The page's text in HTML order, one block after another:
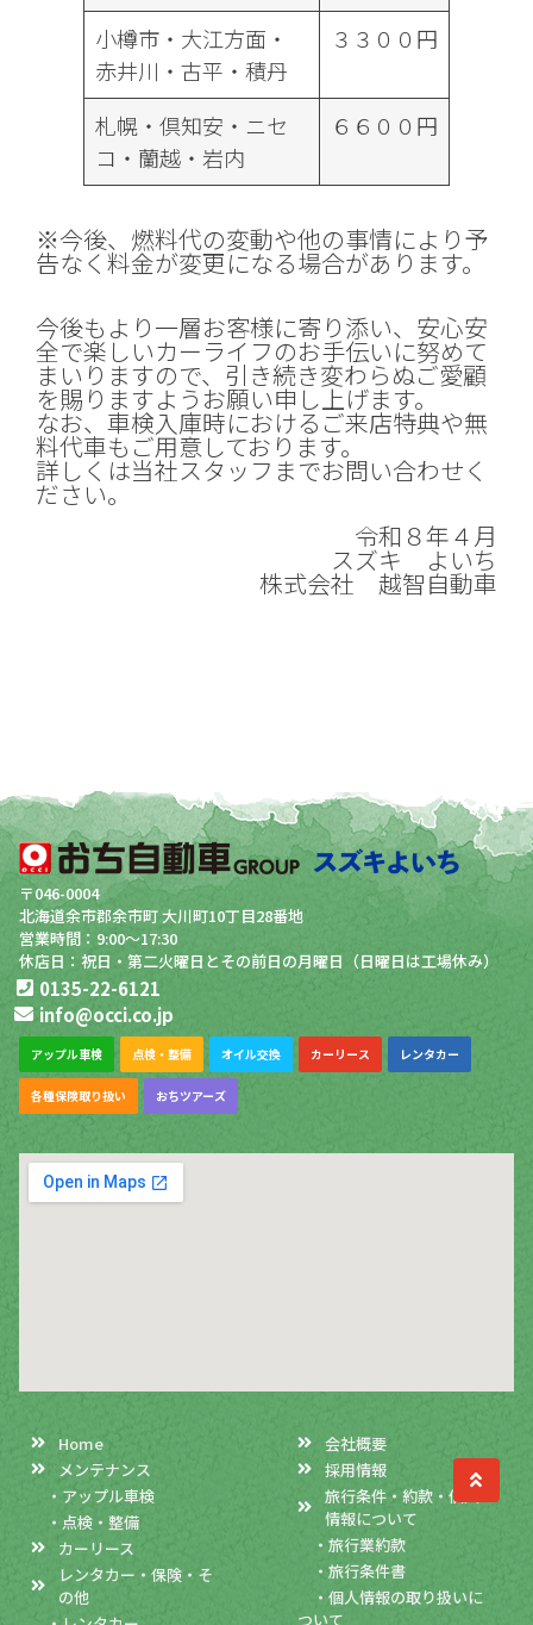
小樽市・大江方面・
赤井川・古平・積丹
３３００円
札幌・倶知安・ニセ
コ・蘭越・岩内
６６００円
※今後、燃料代の変動や他の事情により予
告なく料金が変更になる場合があります。
今後もより一層お客様に寄り添い、安心安
全で楽しいカーライフのお手伝いに努めて
まいりますので、引き続き変わらぬご愛顧
を賜りますようお願い申し上げます。
なお、車検入庫時におけるご来店特典や無
料代車もご用意しております。
詳しくは当社スタッフまでお問い合わせく
ださい。
令和８年４月
スズキ よいち
株式会社 越智自動車
〒046-0004
北海道余市郡余市町 大川町10丁目28番地
営業時間：9:00～17:30
休店日：祝日・第二火曜日とその前日の月曜日（日曜日は工場休み）
0135-22-6121
info@occi.co.jp
アップル車検 点検・整備 オイル交換 カーリース レンタカー
各種保険取り扱い おちツアーズ
Home
メンテナンス
・アップル車検
・点検・整備
カーリース
レンタカー・保険・そ
の他
会社概要
採用情報
旅行条件・約款・個人
情報について
・旅行業約款
・旅行条件書
・個人情報の取り扱いに
ついて